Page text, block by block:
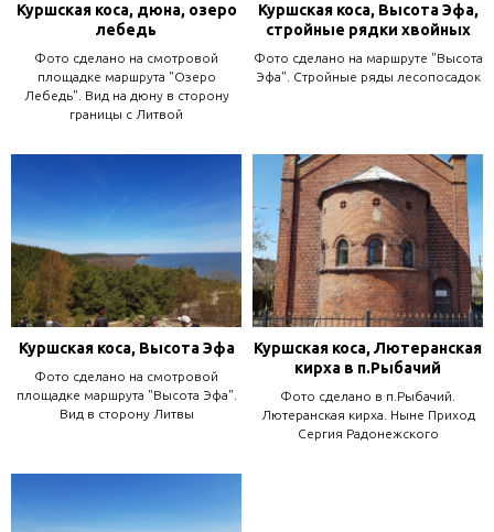
Куршская коса, дюна, озеро
лебедь
Фото сделано на смотровой
площадке маршрута "Озеро
Лебедь". Вид на дюну в сторону
границы с Литвой
Куршская коса, Высота Эфа,
стройные рядки хвойных
Фото сделано на маршруте "Высота
Эфа". Стройные ряды лесопосадок
Куршская коса, Высота Эфа
Фото сделано на смотровой
площадке маршрута "Высота Эфа".
Вид в сторону Литвы
Куршская коса, Лютеранская
кирха в п.Рыбачий
Фото сделано в п.Рыбачий.
Лютеранская кирха. Ныне Приход
Сергия Радонежского